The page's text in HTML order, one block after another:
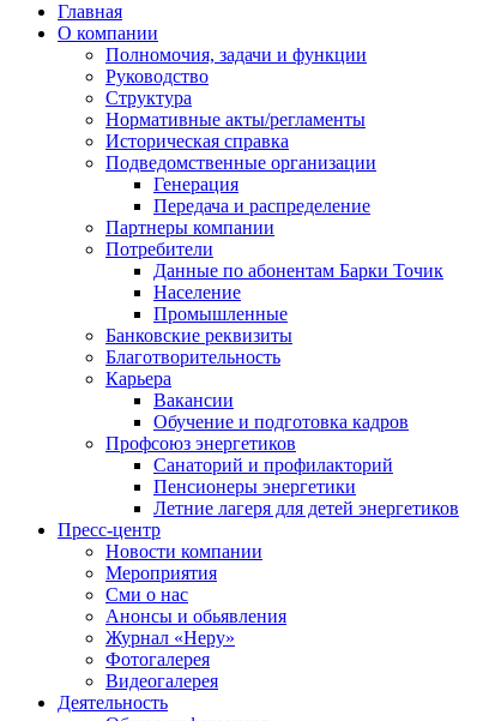
Главная
О компании
Полномочия, задачи и функции
Руководство
Структура
Нормативные акты/регламенты
Историческая справка
Подведомственные организации
Генерация
Передача и распределение
Партнеры компании
Потребители
Данные по абонентам Барки Точик
Население
Промышленные
Банковские реквизиты
Благотворительность
Карьера
Вакансии
Обучение и подготовка кадров
Профсоюз энергетиков
Санаторий и профилакторий
Пенсионеры энергетики
Летние лагеря для детей энергетиков
Пресс-центр
Новости компании
Мероприятия
Сми о нас
Анонсы и обьявления
Журнал «Неру»
Фотогалерея
Видеогалерея
Деятельность